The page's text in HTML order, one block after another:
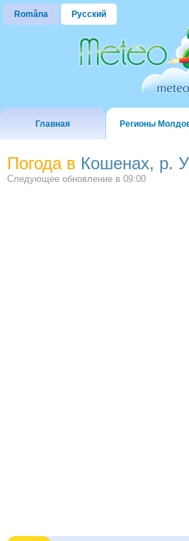
Româna Русский
Главная Регионы
Погода в Кошенах, р.
Следующее обновление в 09:00